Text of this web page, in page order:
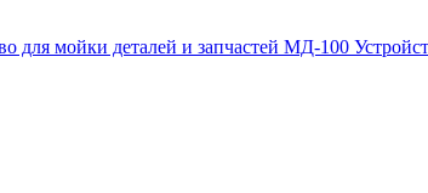
для мойки деталей и запчастей МД-100